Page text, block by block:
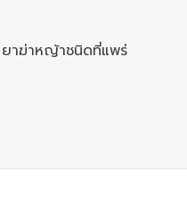
ยาฆ่าหญ้าชนิดที่แพร่